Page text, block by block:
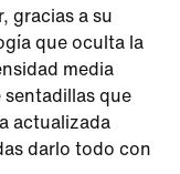
gracias a su
que oculta la
media
sentadillas que
actualizada
darlo todo con